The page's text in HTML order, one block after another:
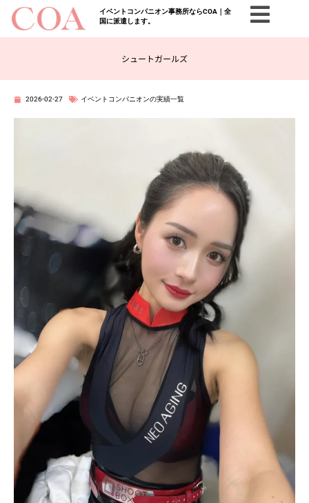
イベントコンパニオン事務所ならCOA｜全
国に派遣します。
シュートガールズ
2026-02-27 イベントコンパニオンの実績一覧